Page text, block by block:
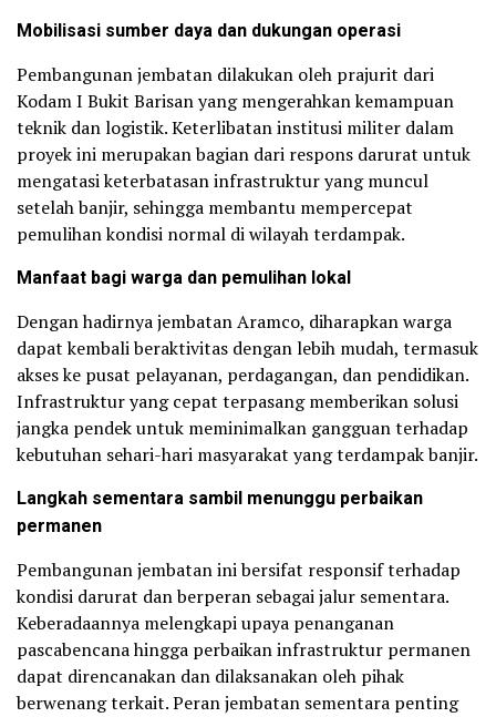
Mobilisasi sumber daya dan dukungan operasi
Pembangunan jembatan dilakukan oleh prajurit dari
Kodam I Bukit Barisan yang mengerahkan kemampuan
teknik dan logistik. Keterlibatan institusi militer dalam
proyek ini merupakan bagian dari respons darurat untuk
mengatasi keterbatasan infrastruktur yang muncul
setelah banjir, sehingga membantu mempercepat
pemulihan kondisi normal di wilayah terdampak.
Manfaat bagi warga dan pemulihan lokal
Dengan hadirnya jembatan Aramco, diharapkan warga
dapat kembali beraktivitas dengan lebih mudah, termasuk
akses ke pusat pelayanan, perdagangan, dan pendidikan.
Infrastruktur yang cepat terpasang memberikan solusi
jangka pendek untuk meminimalkan gangguan terhadap
kebutuhan sehari-hari masyarakat yang terdampak banjir.
Langkah sementara sambil menunggu perbaikan
permanen
Pembangunan jembatan ini bersifat responsif terhadap
kondisi darurat dan berperan sebagai jalur sementara.
Keberadaannya melengkapi upaya penanganan
pascabencana hingga perbaikan infrastruktur permanen
dapat direncanakan dan dilaksanakan oleh pihak
berwenang terkait. Peran jembatan sementara penting